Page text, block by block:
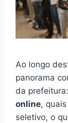
Ao longo
panorama
da
online,
seletivo, o